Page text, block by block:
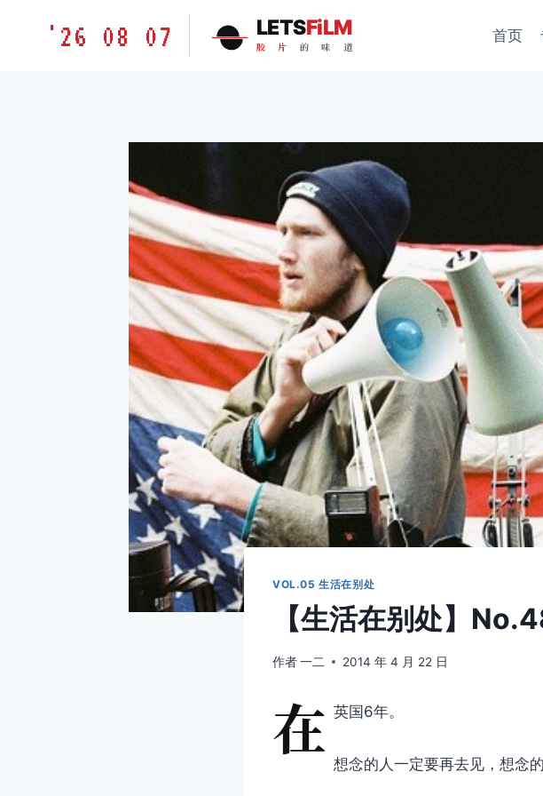
胶'26 08 07 LETSFiLM
胶 片 的 味 道
首页
VOL.05 生活在别处
【生活在别处】
作者一二 2014 年 4 月 22 日
在 英国6年。
想念的人一定要再去见，想念